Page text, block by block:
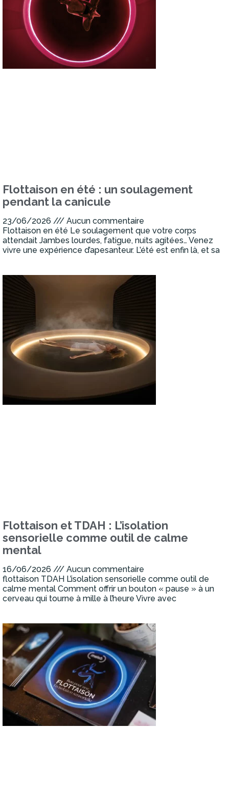
Flottaison en été : un soulagement
pendant la canicule
23/06/2026
Aucun commentaire
Flottaison en été Le soulagement que votre corps
attendait Jambes lourdes, fatigue, nuits agitées… Venez
vivre une expérience d’apesanteur. L’été est enfin là, et sa
Flottaison et TDAH : L’isolation
sensorielle comme outil de calme
mental
16/06/2026
Aucun commentaire
flottaison TDAH L’isolation sensorielle comme outil de
calme mental Comment offrir un bouton « pause » à un
cerveau qui tourne à mille à l’heure Vivre avec